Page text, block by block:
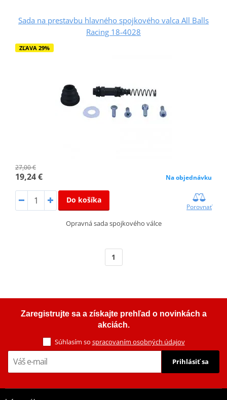
Sada na prestavbu hlavného spojkového valca All Balls
Racing 18-4028
ZĽAVA 29%
27,00 €
19,24 € Na objednávku
Do košíka
Porovnať
Opravná sada spojkového válce
1
Zaregistrujte sa a získajte prehľad o novinkách a
akciách.
Súhlasím so spracovaním osobných údajov
Prihlásiť sa